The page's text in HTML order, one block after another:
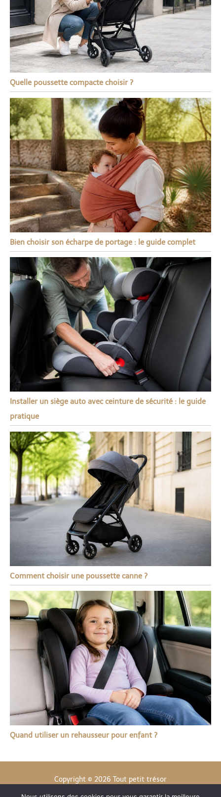
Quelle poussette compacte choisir ?
Bien choisir son écharpe de portage : le guide complet
Installer un siège auto avec ceinture de sécurité : le guide
pratique
Comment choisir une poussette canne ?
Quand utiliser un rehausseur pour enfant ?
Copyright © 2026 Tout petit trésor